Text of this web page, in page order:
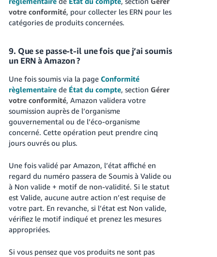
votre conformité, pour collecter les ERN pour les
catégories de produits concernées.
9. Que se passe-t-il une fois que j’ai soumis
un ERN à Amazon ?
Une fois soumis via la page Conformité
règlementaire de État du compte, section Gérer
votre conformité, Amazon validera votre
soumission auprès de l’organisme
gouvernemental ou de l’éco-organisme
concerné. Cette opération peut prendre cinq
jours ouvrés ou plus.
Une fois validé par Amazon, l’état affiché en
regard du numéro passera de Soumis à Valide ou
à Non valide + motif de non-validité. Si le statut
est Valide, aucune autre action n’est requise de
votre part. En revanche, si l’état est Non valide,
vérifiez le motif indiqué et prenez les mesures
appropriées.
Si vous pensez que vos produits ne sont pas